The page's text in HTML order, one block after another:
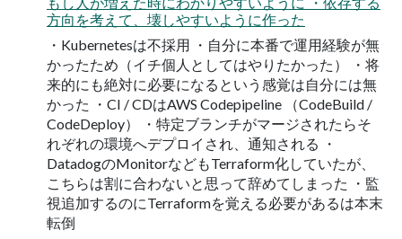
方向を考えて、壊しやすいように作った
・Kubernetesは不採用 ・自分に本番で運用経験が無
かったため（イチ個人としてはやりたかった） ・将
来的にも絶対に必要になるという感覚は自分には無
かった ・CI / CDはAWS Codepipeline （CodeBuild /
CodeDeploy） ・特定ブランチがマージされたらそ
れぞれの環境へデプロイされ、通知される ・
DatadogのMonitorなどもTerraform化していたが、
こちらは割に合わないと思って辞めてしまった ・監
視追加するのにTerraformを覚える必要があるは本末
転倒